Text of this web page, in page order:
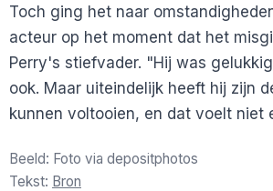
Toch ging het naar
acteur op het moment dat het
Perry's stiefvader. "Hij was
ook. Maar uiteindelijk heeft hij zijn
kunnen voltooien, en dat voelt niet
Beeld: Foto via depositphotos
Tekst: Bron